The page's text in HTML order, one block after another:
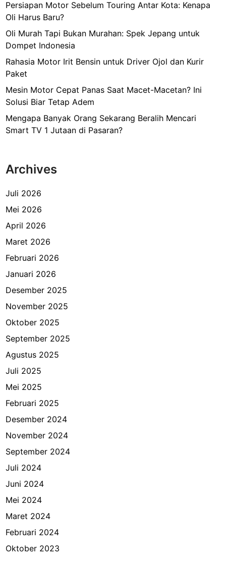
Persiapan Motor Sebelum Touring Antar Kota: Kenapa
Oli Harus Baru?
Oli Murah Tapi Bukan Murahan: Spek Jepang untuk
Dompet Indonesia
Rahasia Motor Irit Bensin untuk Driver Ojol dan Kurir
Paket
Mesin Motor Cepat Panas Saat Macet-Macetan? Ini
Solusi Biar Tetap Adem
Mengapa Banyak Orang Sekarang Beralih Mencari
Smart TV 1 Jutaan di Pasaran?
Archives
Juli 2026
Mei 2026
April 2026
Maret 2026
Februari 2026
Januari 2026
Desember 2025
November 2025
Oktober 2025
September 2025
Agustus 2025
Juli 2025
Mei 2025
Februari 2025
Desember 2024
November 2024
September 2024
Juli 2024
Juni 2024
Mei 2024
Maret 2024
Februari 2024
Oktober 2023